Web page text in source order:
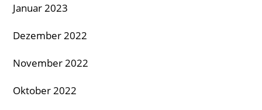
Januar 2023
Dezember 2022
November 2022
Oktober 2022